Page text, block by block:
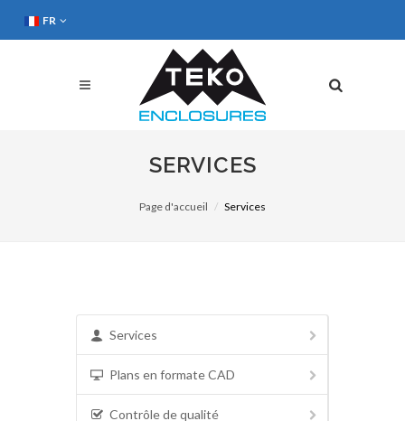
FR
SERVICES
Page d'accueil Services
Services
Plans en formate CAD
Contrôle de qualité